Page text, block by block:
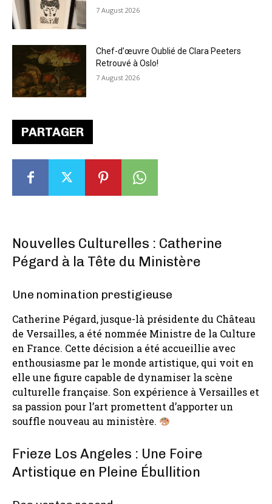
PARTAGER
Nouvelles Culturelles : Catherine
Pégard à la Tête du Ministère
Une nomination prestigieuse
Catherine Pégard, jusque-là présidente du Château
de Versailles, a été nommée Ministre de la Culture
en France. Cette décision a été accueillie avec
enthousiasme par le monde artistique, qui voit en
elle une figure capable de dynamiser la scène
culturelle française. Son expérience à Versailles et
sa passion pour l’art promettent d’apporter un
souffle nouveau au ministère.
Frieze Los Angeles : Une Foire
Artistique en Pleine Ébullition
7 August 2026
Chef-d’œuvre Oublié de Clara Peeters
Retrouvé à Oslo!
7 August 2026